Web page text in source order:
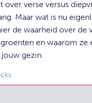
over verse versus
Maar wat is nu
de waarheid over de
en waarom ze
gezin.